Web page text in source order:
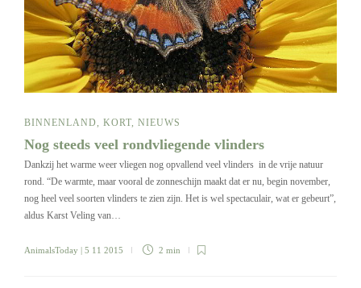
BINNENLAND, KORT, NIEUWS
Nog steeds veel rondvliegende vlinders
Dankzij het warme weer vliegen nog opvallend veel vlinders in de vrije natuur
rond. “De warmte, maar vooral de zonneschijn maakt dat er nu, begin november,
nog heel veel soorten vlinders te zien zijn. Het is wel spectaculair, wat er gebeurt”,
aldus Karst Veling van…
AnimalsToday | 5 11 2015 2 min